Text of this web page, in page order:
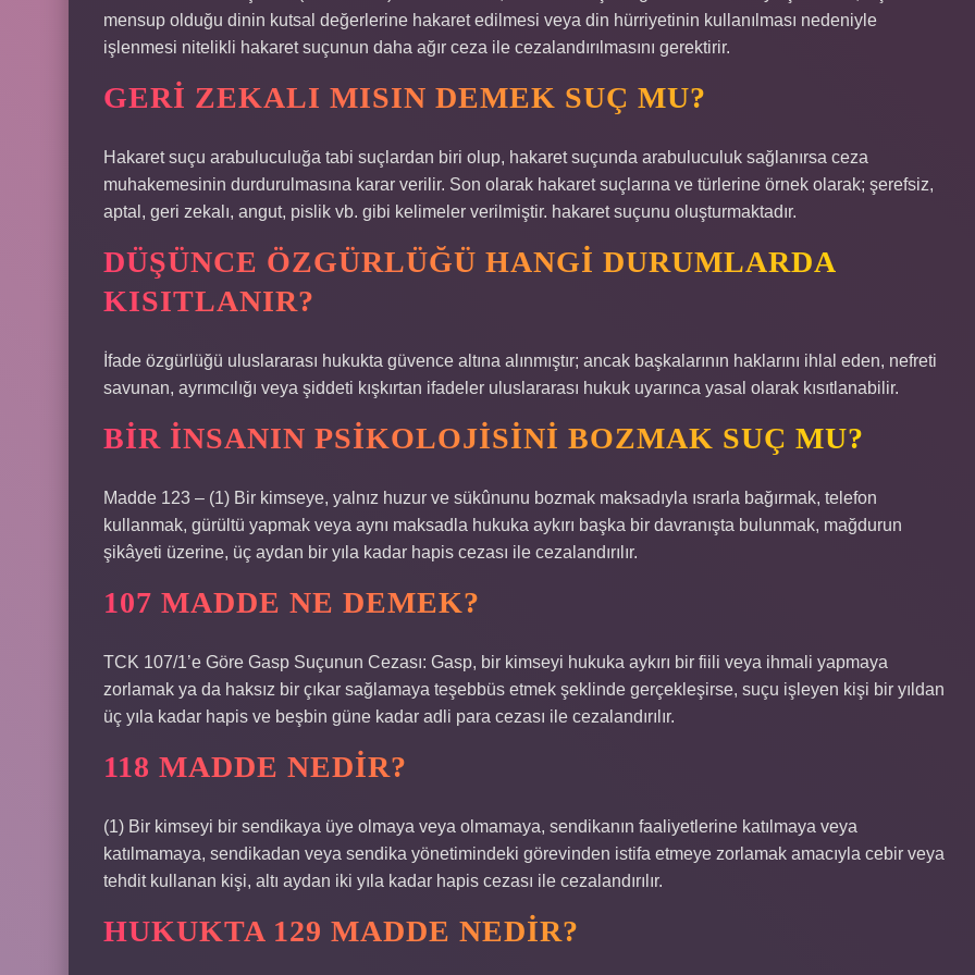
mensup olduğu dinin kutsal değerlerine hakaret edilmesi veya din hürriyetinin kullanılması nedeniyle
işlenmesi nitelikli hakaret suçunun daha ağır ceza ile cezalandırılmasını gerektirir.
GERI ZEKALI MISIN DEMEK SUÇ MU?
Hakaret suçu arabuluculuğa tabi suçlardan biri olup, hakaret suçunda arabuluculuk sağlanırsa ceza
muhakemesinin durdurulmasına karar verilir. Son olarak hakaret suçlarına ve türlerine örnek olarak; şerefsiz,
aptal, geri zekalı, angut, pislik vb. gibi kelimeler verilmiştir. hakaret suçunu oluşturmaktadır.
DÜŞÜNCE ÖZGÜRLÜĞÜ HANGI DURUMLARDA
KISITLANIR?
İfade özgürlüğü uluslararası hukukta güvence altına alınmıştır; ancak başkalarının haklarını ihlal eden, nefreti
savunan, ayrımcılığı veya şiddeti kışkırtan ifadeler uluslararası hukuk uyarınca yasal olarak kısıtlanabilir.
BIR INSANIN PSIKOLOJISINI BOZMAK SUÇ MU?
Madde 123 – (1) Bir kimseye, yalnız huzur ve sükûnunu bozmak maksadıyla ısrarla bağırmak, telefon
kullanmak, gürültü yapmak veya aynı maksadla hukuka aykırı başka bir davranışta bulunmak, mağdurun
şikâyeti üzerine, üç aydan bir yıla kadar hapis cezası ile cezalandırılır.
107 MADDE NE DEMEK?
TCK 107/1’e Göre Gasp Suçunun Cezası: Gasp, bir kimseyi hukuka aykırı bir fiili veya ihmali yapmaya
zorlamak ya da haksız bir çıkar sağlamaya teşebbüs etmek şeklinde gerçekleşirse, suçu işleyen kişi bir yıldan
üç yıla kadar hapis ve beşbin güne kadar adli para cezası ile cezalandırılır.
118 MADDE NEDIR?
(1) Bir kimseyi bir sendikaya üye olmaya veya olmamaya, sendikanın faaliyetlerine katılmaya veya
katılmamaya, sendikadan veya sendika yönetimindeki görevinden istifa etmeye zorlamak amacıyla cebir veya
tehdit kullanan kişi, altı aydan iki yıla kadar hapis cezası ile cezalandırılır.
HUKUKTA 129 MADDE NEDIR?